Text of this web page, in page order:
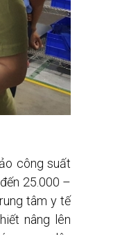
công suất
25.000 –
tâm y tế
nâng lên